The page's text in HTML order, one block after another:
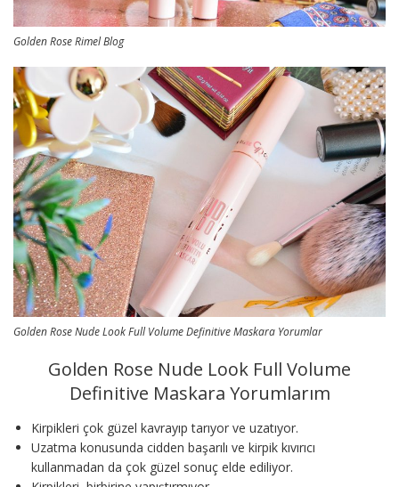
Golden Rose Rimel Blog
Golden Rose Nude Look Full Volume Definitive Maskara Yorumlar
Golden Rose Nude Look Full Volume
Definitive Maskara Yorumlarım
Kirpikleri çok güzel kavrayıp tarıyor ve uzatıyor.
Uzatma konusunda cidden başarılı ve kirpik kıvırıcı
kullanmadan da çok güzel sonuç elde ediliyor.